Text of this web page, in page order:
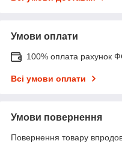
Умови оплати
100% оплата рахунок
Всі умови оплати
Умови повернення
Повернення товару